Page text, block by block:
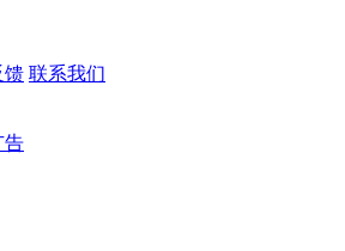
馈 联系我们
告